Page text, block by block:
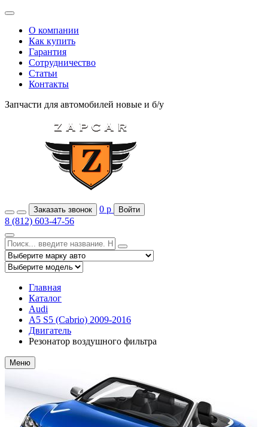
О компании
Как купить
Гарантия
Сотрудничество
Статьи
Контакты
Запчасти для автомобилей новые и б/у
Заказать звонок 0 р Войти
8 (812) 603-47-56
Главная
Каталог
Audi
A5 S5 (Cabrio) 2009-2016
Двигатель
Резонатор воздушного фильтра
Меню